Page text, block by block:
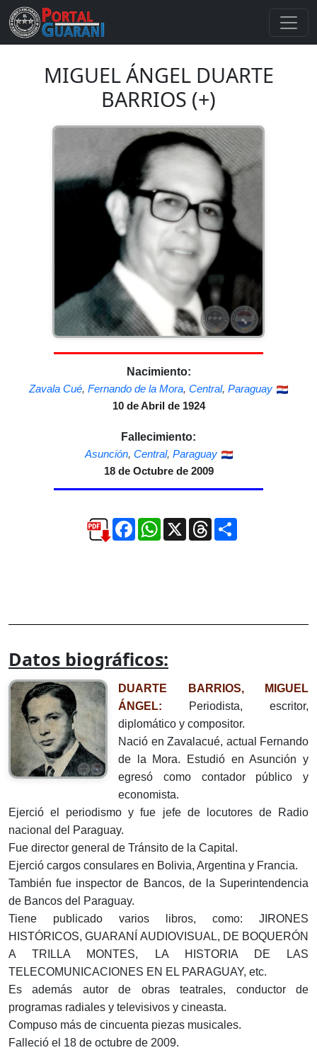
MIGUEL ÁNGEL DUARTE
BARRIOS (+)
Nacimiento:
Zavala Cué, Fernando de la Mora, Central, Paraguay
10 de Abril de 1924
Fallecimiento:
Asunción, Central, Paraguay
18 de Octubre de 2009
FacebookWhatsApp
X ThreadsCompartir
Datos biográficos:
DUARTE BARRIOS, MIGUEL
ÁNGEL: Periodista, escritor,
diplomático y compositor.
Nació en Zavalacué, actual Fernando
de la Mora. Estudió en Asunción y
egresó como contador público y
economista.
Ejerció el periodismo y fue jefe de locutores de Radio
nacional del Paraguay.
Fue director general de Tránsito de la Capital.
Ejerció cargos consulares en Bolivia, Argentina y Francia.
También fue inspector de Bancos, de la Superintendencia
de Bancos del Paraguay.
Tiene publicado varios libros, como: JIRONES
HISTÓRICOS, GUARANÍ AUDIOVISUAL, DE BOQUERÓN
A TRILLA MONTES, LA HISTORIA DE LAS
TELECOMUNICACIONES EN EL PARAGUAY, etc.
Es además autor de obras teatrales, conductor de
programas radiales y televisivos y cineasta.
Compuso más de cincuenta piezas musicales.
Falleció el 18 de octubre de 2009.